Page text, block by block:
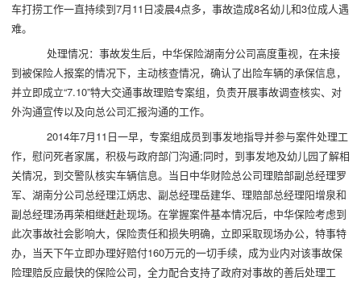
车打捞工作一直持续到7月11日凌晨4点多，事故造成8名幼儿和3位成人遇
难。
处理情况：事故发生后，中华保险湖南分公司高度重视，在未接
到被保险人报案的情况下，主动核查情况，确认了出险车辆的承保信息，
并立即成立“7.10”特大交通事故理赔专案组，负责开展事故调查核实、对
外沟通宣传以及向总公司汇报沟通的工作。
2014年7月11日一早，专案组成员到事发地指导并参与案件处理工
作，慰问死者家属，积极与政府部门沟通;同时，到事发地及幼儿园了解相
关情况，到交警队核实车辆信息。当日中华财险总公司理赔部副总经理罗
军、湖南分公司总经理江炳忠、副总经理岳建华、理赔部总经理阳增泉和
副总经理汤再荣相继赶赴现场。在掌握案件基本情况后，中华保险考虑到
此次事故社会影响大，保险责任和损失明确，立即采取现场办公，特事特
办，当天下午立即办理好赔付160万元的一切手续，成为业内对该事故保
险理赔反应最快的保险公司，全力配合支持了政府对事故的善后处理工